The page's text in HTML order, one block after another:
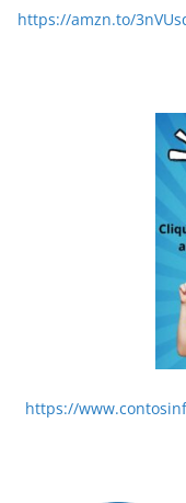
https://amzn.to/
https://